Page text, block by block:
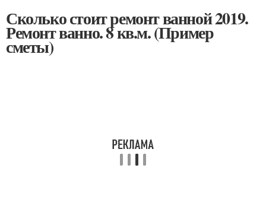
Сколько стоит ремонт ванной 2019.
Ремонт ванно. 8 кв.м. (Пример
сметы)